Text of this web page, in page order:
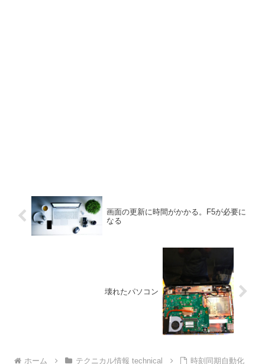
画面の更新に時間がかかる。F5が必要に
なる
壊れたパソコン
ホーム テクニカル情報 technical 時刻同期自動化